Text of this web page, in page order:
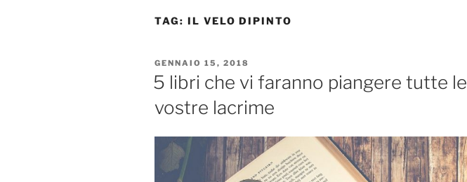
TAG: IL VELO DIPINTO
PUBBLICATO
IL
GENNAIO 15, 2018
5 libri che vi faranno piangere tutte le
vostre lacrime